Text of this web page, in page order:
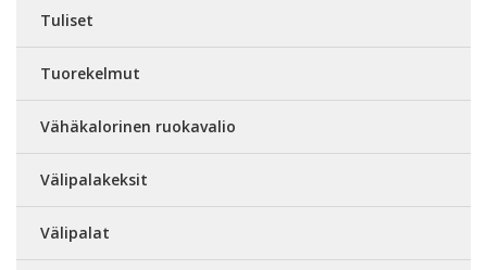
Tuliset
Tuorekelmut
Vähäkalorinen ruokavalio
Välipalakeksit
Välipalat